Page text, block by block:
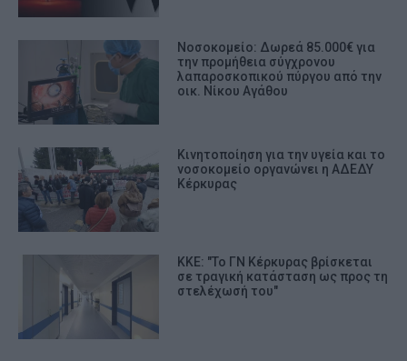
Νοσοκομείο: Δωρεά 85.000€ για
την προμήθεια σύγχρονου
λαπαροσκοπικού πύργου από την
οικ. Νίκου Αγάθου
Κινητοποίηση για την υγεία και το
νοσοκομείο οργανώνει η ΑΔΕΔΥ
Κέρκυρας
ΚΚΕ: "Το ΓΝ Κέρκυρας βρίσκεται
σε τραγική κατάσταση ως προς τη
στελέχωσή του"